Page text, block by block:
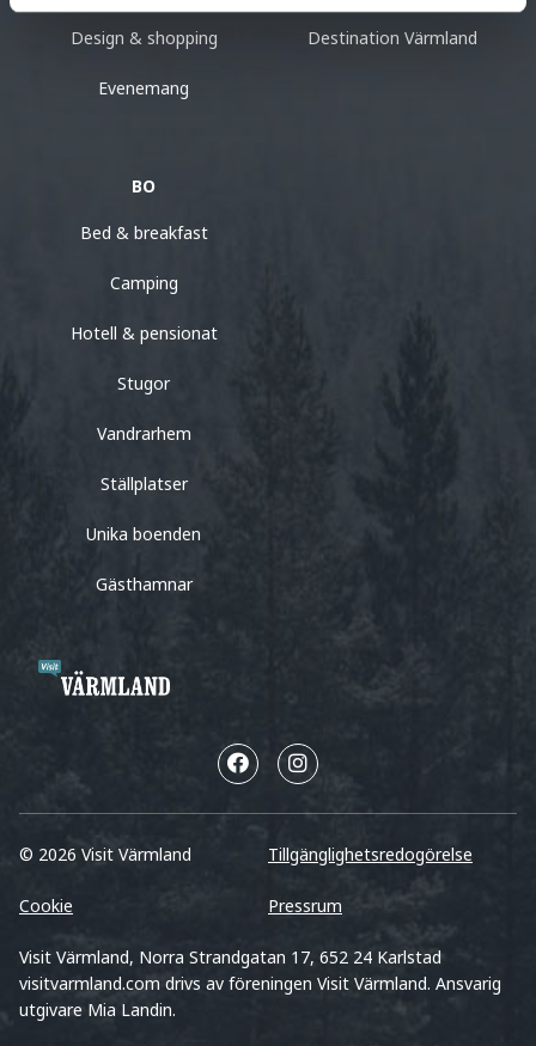
Design & shopping
Evenemang
Destination Värmland
BO
Bed & breakfast
Camping
Hotell & pensionat
Stugor
Vandrarhem
Ställplatser
Unika boenden
Gästhamnar
© 2026 Visit Värmland Tillgänglighetsredogörelse
Cookie Pressrum
Visit Värmland, Norra Strandgatan 17, 652 24 Karlstad
visitvarmland.com drivs av föreningen Visit Värmland. Ansvarig
utgivare Mia Landin.